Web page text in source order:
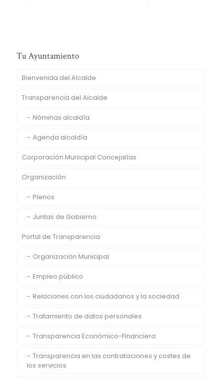
Tu Ayuntamiento
Bienvenida del Alcalde
Transparencia del Alcalde
Nóminas alcaldía
Agenda alcaldía
Corporación Municipal Concejalías
Organización
Plenos
Juntas de Gobierno
Portal de Transparencia
Organización Municipal
Empleo público
Relaciones con los ciudadanos y la sociedad
Tratamiento de datos personales
Transparencia Económico-Financiera
Transparencia en las contrataciones y costes de
los servicios